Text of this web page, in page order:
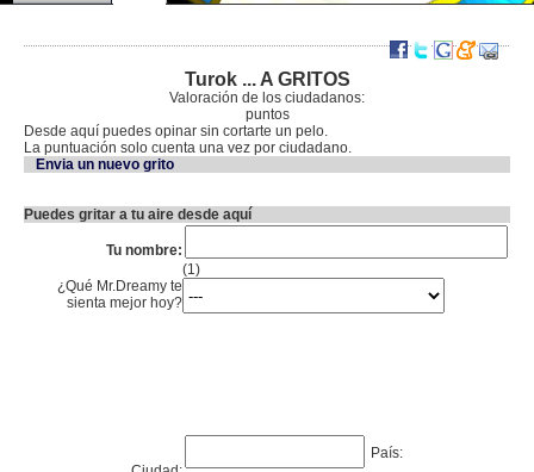
Turok ... A GRITOS
Valoración de los ciudadanos:
puntos
Desde aquí puedes opinar sin cortarte un pelo.
La puntuación solo cuenta una vez por ciudadano.
Envia un nuevo grito
Puedes gritar a tu aire desde aquí
Tu nombre:
(1)
¿Qué Mr.Dreamy te
sienta mejor hoy?
País: